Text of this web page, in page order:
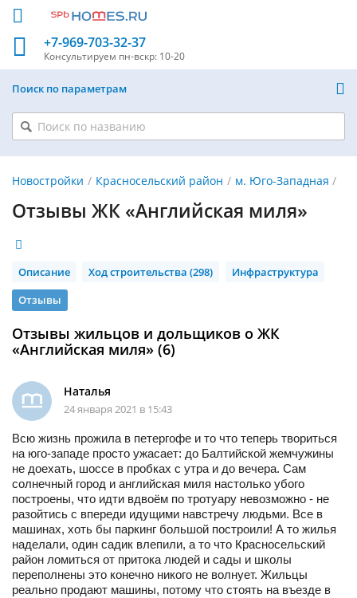
+7-969-703-32-37
Консультируем пн-вскр: 10-20
Поиск по параметрам
Новостройки Красносельский район м. Юго-Западная
Отзывы ЖК «Английская миля»
Описание Ход строительства (298)
Инфраструктура
Отзывы
Отзывы жильцов и дольщиков о ЖК
«Английская миля» (6)
Наталья
24 января 2021 в 15:43
Всю жизнь прожила в петергофе и то что теперь твориться
на юго-западе просто ужасает: до Балтийской жемчужины
не доехать, шоссе в пробках с утра и до вечера. Сам
солнечный город и английская миля настолько убого
построены, что идти вдвоём по тротуару невозможно - не
разойтись с впереди идущими навстречу людьми. Все в
машинах, хоть бы паркинг большой построили! А то жилья
наделали, один садик влепили, а то что Красносельский
район ломиться от притока людей и сады и школы
переполнены это конечно никого не волнует. Жильцы
реально продают машины, потому что стоять на въезде в